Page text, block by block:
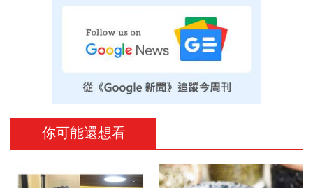
你可能還想看